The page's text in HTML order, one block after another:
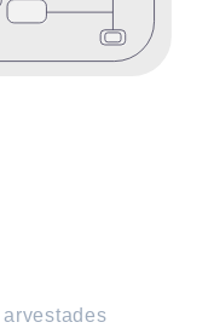
arvestades